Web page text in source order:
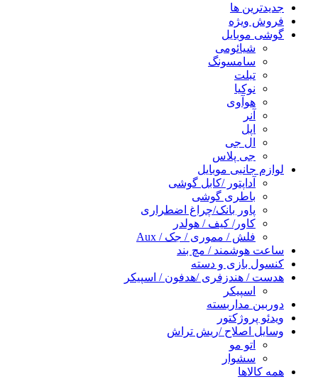
جدیدترین ها
فروش ویژه
گوشی موبایل
شیائومی
سامسونگ
تبلت
نوکیا
هوآوی
آنر
اپل
ال جی
جی پلاس
لوازم جانبی موبایل
آداپتور /کابل گوشی
باطری گوشی
پاور بانک/چراغ اضطراری
کاور/ کیف / هولدر
فلش / مموری / جک / Aux
ساعت هوشمند / مچ بند
کنسول بازی و دسته
هدست / هندزفری /هدفون / اسپیکر
اسپیکر
دوربین مداربسته
ویدئو پروژکتور
وسایل اصلاح /ریش تراش
اتو مو
سشوار
همه کالاها